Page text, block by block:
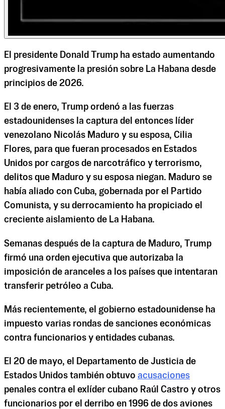
El presidente Donald Trump ha estado aumentando
progresivamente la presión sobre La Habana desde
principios de 2026.
El 3 de enero, Trump ordenó a las fuerzas
estadounidenses la captura del entonces líder
venezolano Nicolás Maduro y su esposa, Cilia
Flores, para que fueran procesados ​​en Estados
Unidos por cargos de narcotráfico y terrorismo,
delitos que Maduro y su esposa niegan. Maduro se
había aliado con Cuba, gobernada por el Partido
Comunista, y su derrocamiento ha propiciado el
creciente aislamiento de La Habana.
Semanas después de la captura de Maduro, Trump
firmó una orden ejecutiva que autorizaba la
imposición de aranceles a los países que intentaran
transferir petróleo a Cuba.
Más recientemente, el gobierno estadounidense ha
impuesto varias rondas de sanciones económicas
contra funcionarios y entidades cubanas.
El 20 de mayo, el Departamento de Justicia de
Estados Unidos también obtuvo acusaciones
penales contra el exlíder cubano Raúl Castro y otros
funcionarios por el derribo en 1996 de dos aviones